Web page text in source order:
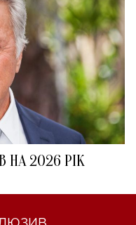
НА 2026 РІК